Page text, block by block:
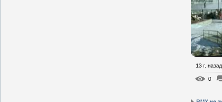
13 г. назад
0